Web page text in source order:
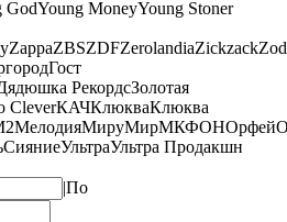
GodYoung MoneyYoung Stoner
ZappaZBSZDFZerolandiaZickzack
Гост
РекордсЗолотая
CleverКАЧКлюкваКлюква
МелодияМируМирМКФОНОрфей
СияниеУльтраУльтра Продакшн
|По